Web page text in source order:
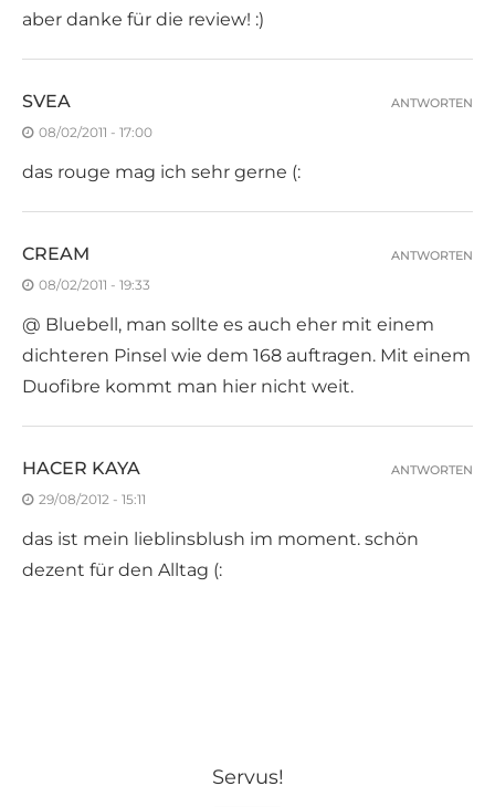
aber danke für die review! :)
SVEA
08/02/2011 - 17:00
das rouge mag ich sehr gerne (:
ANTWORTEN
CREAM
08/02/2011 - 19:33
@ Bluebell, man sollte es auch eher mit einem
dichteren Pinsel wie dem 168 auftragen. Mit einem
Duofibre kommt man hier nicht weit.
ANTWORTEN
HACER KAYA
29/08/2012 - 15:11
das ist mein lieblinsblush im moment. schön
dezent für den Alltag (:
ANTWORTEN
Servus!